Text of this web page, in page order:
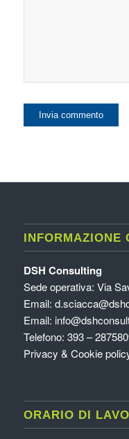
INFORMAZIONE
DSH Consulting
Sede operativa: Via
Email:
Email:
Telefono: 393 –
Privacy & Cookie
ORARIO DI